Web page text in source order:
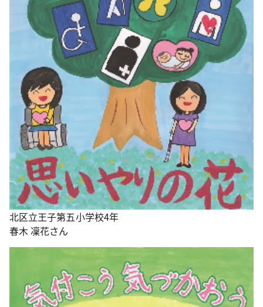
北区立王子第五小学校4年
春木 凜花さん